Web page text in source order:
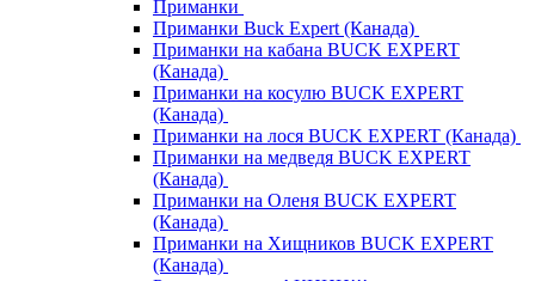
Приманки
Приманки Buck Expert (Канада)
Приманки на кабана BUCK EXPERT
(Канада)
Приманки на косулю BUCK EXPERT
(Канада)
Приманки на лося BUCK EXPERT (Канада)
Приманки на медведя BUCK EXPERT
(Канада)
Приманки на Оленя BUCK EXPERT
(Канада)
Приманки на Хищников BUCK EXPERT
(Канада)